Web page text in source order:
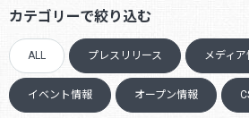
カテゴリーで絞り込む
ALL プレスリリース メディ
イベント情報 オープン情報